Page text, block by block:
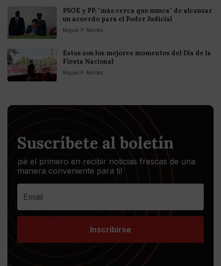
PSOE y PP, "más cerca que nunca" de alcanzar
un acuerdo para el Poder Judicial
Miguel P. Montes
Estos son los mejores momentos del Día de la
Fiesta Nacional
Miguel P. Montes
Suscríbete al boletín
¡sé el primero en recibir noticias frescas de una
manera conveniente para ti!
Inscribirse